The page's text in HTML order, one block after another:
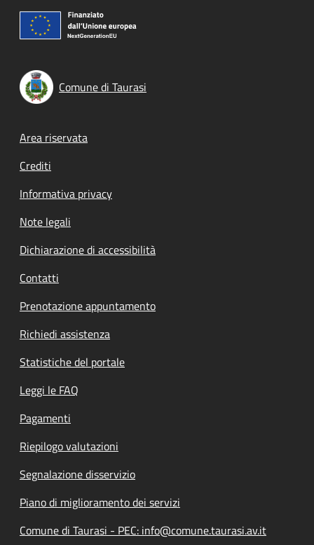
Comune di Taurasi
Footer menu
Area riservata
Crediti
Informativa privacy
Note legali
Dichiarazione di accessibilità
Contatti
Prenotazione appuntamento
Richiedi assistenza
Statistiche del portale
Leggi le FAQ
Pagamenti
Riepilogo valutazioni
Segnalazione disservizio
Piano di miglioramento dei servizi
Comune di Taurasi - PEC: info@comune.taurasi.av.it